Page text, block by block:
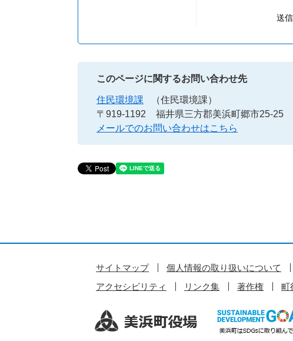
このページに関するお問い合わせ先
住民環境課
（住民環境課）
〒919-1192
福井県三方郡美浜町郷市25-25
メールでのお問い合わせはこちら
サイトマップ 個人情報の取り扱いについて
アクセシビリティ
リンク集 著作権 町